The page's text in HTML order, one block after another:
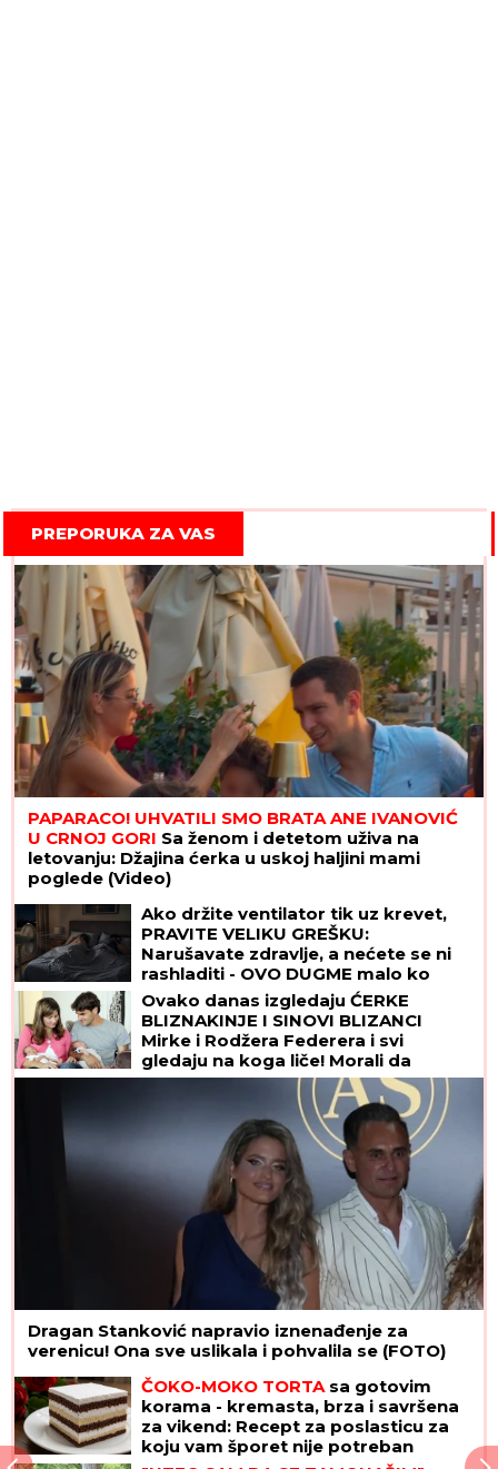
PREPORUKA ZA VAS
PAPARACO! UHVATILI SMO BRATA ANE IVANOVIĆ
U CRNOJ GORI Sa ženom i detetom uživa na
letovanju: Džajina ćerka u uskoj haljini mami
poglede (Video)
Ako držite ventilator tik uz krevet,
PRAVITE VELIKU GREŠKU:
Narušavate zdravlje, a nećete se ni
rashladiti - OVO DUGME malo ko
koristi, a pravi najveću razliku
Ovako danas izgledaju ĆERKE
BLIZNAKINJE I SINOVI BLIZANCI
Mirke i Rodžera Federera i svi
gledaju na koga liče! Morali da
zarađuju DŽEPERAC iako im je otac
milijarder: "Neka znaju da novac ne
pada sa neba"
Dragan Stanković napravio iznenađenje za
verenicu! Ona sve uslikala i pohvalila se (FOTO)
ČOKO-MOKO TORTAsa gotovim
korama - kremasta, brza i savršena
za vikend: Recept za poslasticu za
koju vam šporet nije potreban